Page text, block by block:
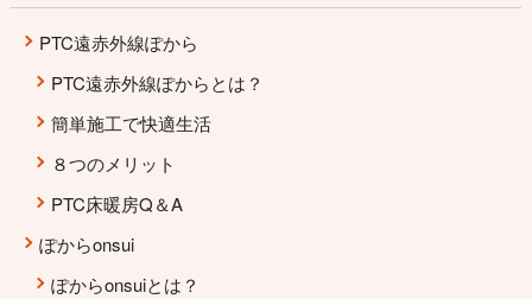
PTC遠赤外線ぽから
PTC遠赤外線ぽからとは？
簡単施工で快適生活
８つのメリット
PTC床暖房Q＆A
ぽからonsui
ぽからonsuiとは？